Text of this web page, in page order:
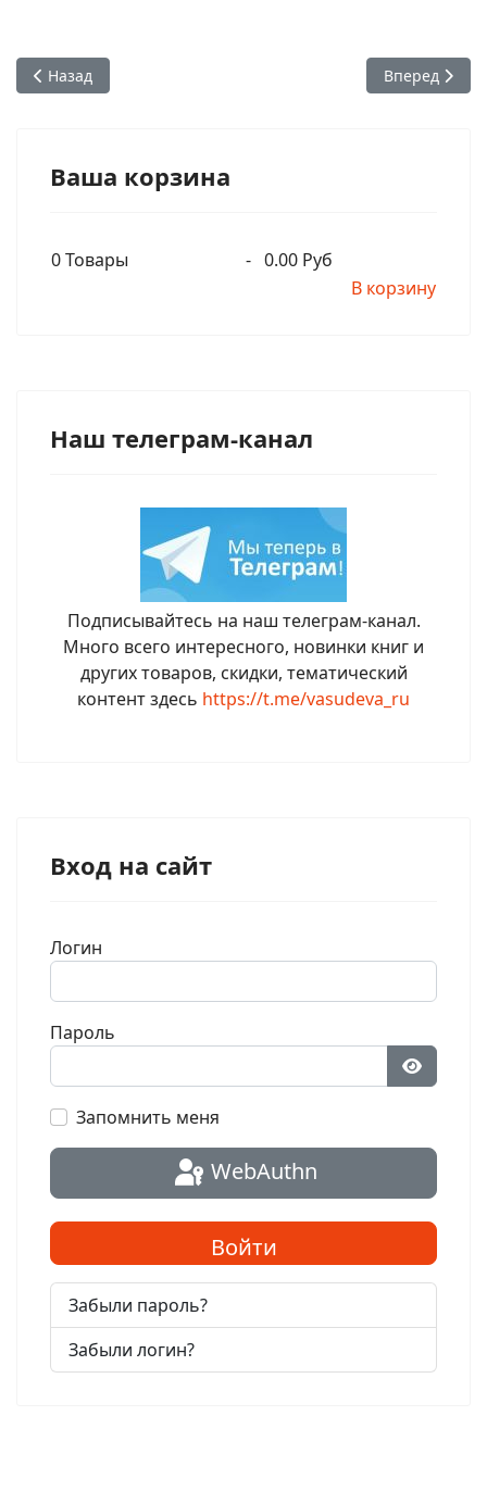
Предыдущий: Радханатха Свами встретился в Майами
Назад Следующий:
Вперед
Ваша корзина
0Товары - 0.00 Руб
В корзину
Наш телеграм-канал
Подписывайтесь на наш телеграм-канал.
Много всего интересного, новинки книг и
других товаров, скидки, тематический
контент здесь https://t.me/vasudeva_ru
Вход на сайт
Логин
Пароль
Запомнить меня
WebAuthn
Войти
Забыли пароль?
Забыли логин?